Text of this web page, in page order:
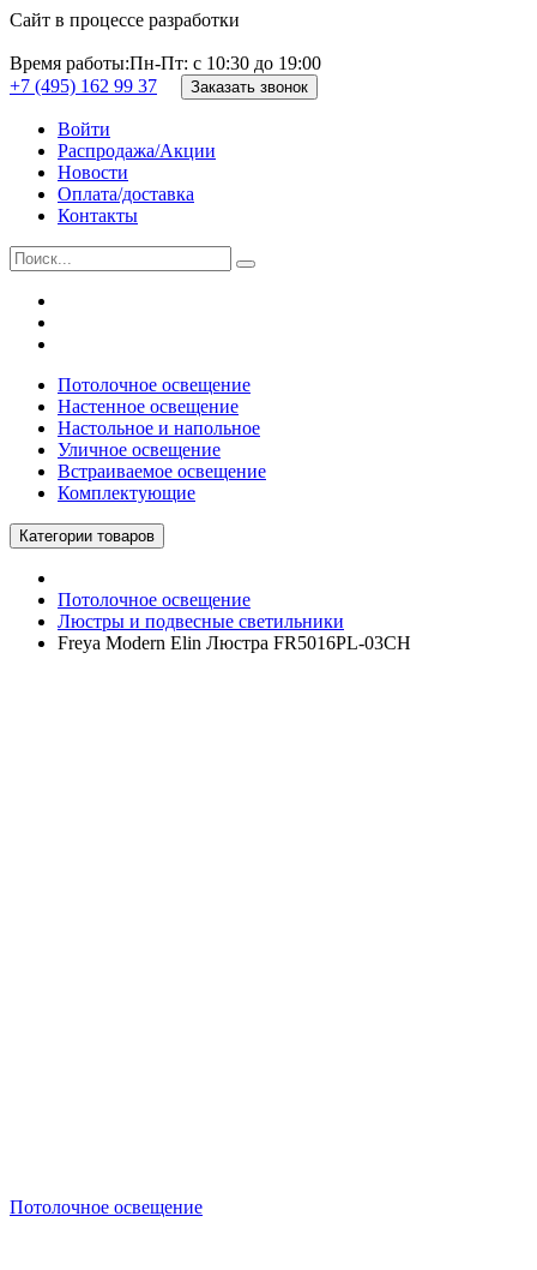
Сайт в процессе разработки
Время работы:Пн-Пт: с 10:30 до 19:00
+7 (495) 162 99 37
Заказать звонок
Войти
Распродажа/Акции
Новости
Оплата/доставка
Контакты
Потолочное освещение
Настенное освещение
Настольное и напольное
Уличное освещение
Встраиваемое освещение
Комплектующие
Категории товаров
Потолочное освещение
Люстры и подвесные светильники
Freya Modern Elin Люстра FR5016PL-03CH
Потолочное освещение